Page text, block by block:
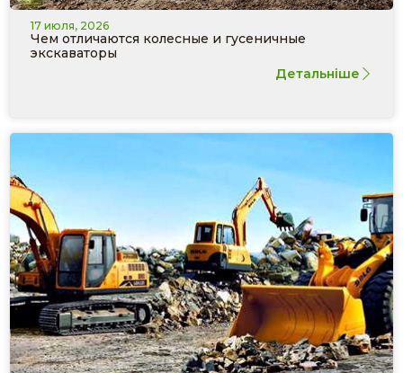
17 июля, 2026
Чем отличаются колесные и гусеничные
экскаваторы
Детальніше